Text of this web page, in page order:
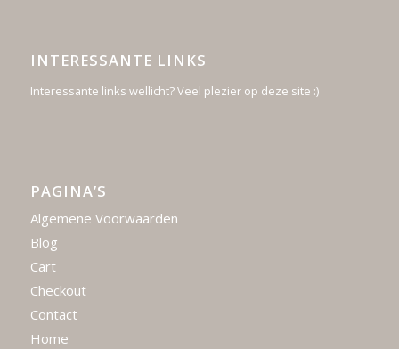
INTERESSANTE LINKS
Interessante links wellicht? Veel plezier op deze site :)
PAGINA’S
Algemene Voorwaarden
Blog
Cart
Checkout
Contact
Home